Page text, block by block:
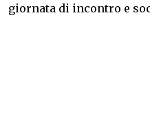
giornata di incontro e